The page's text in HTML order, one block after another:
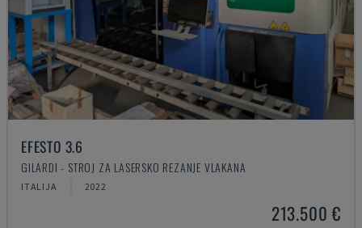
EFESTO 3.6
GILARDI - STROJ ZA LASERSKO REZANJE VLAKANA
ITALIJA 2022
213.500 €